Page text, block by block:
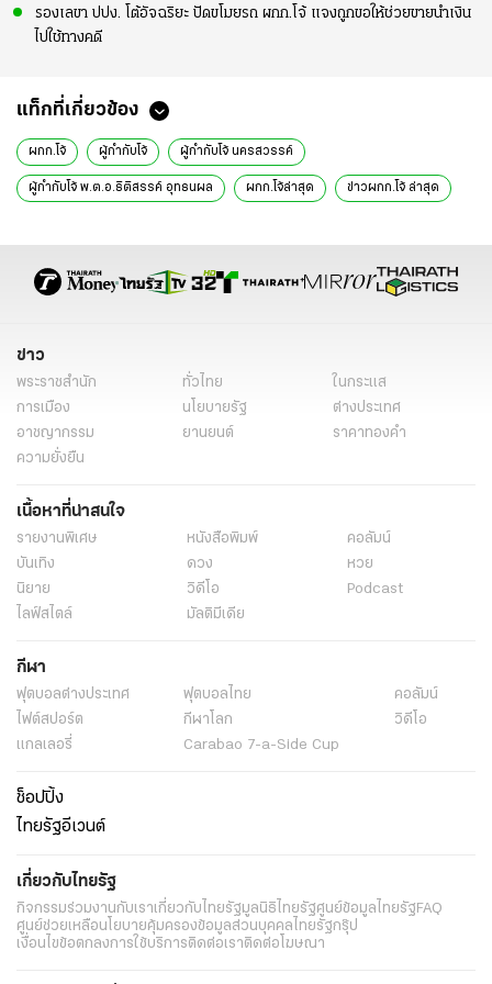
รองเลขา ปปง. โต้อัจฉริยะ ปัดขโมยรถ ผกก.โจ้ แจงถูกขอให้ช่วยขายนำเงิน
ไปใช้ทางคดี
แท็กที่เกี่ยวข้อง
ผกก.โจ้ ผู้กำกับโจ้ ผู้กำกับโจ้ นครสวรรค์
ผู้กำกับโจ้ พ.ต.อ.ธิติสรรค์ อุทธนผล ผกก.โจ้ล่าสุด ข่าวผกก.โจ้ ล่าสุด
ข่าว
พระราชสำนัก ทั่วไทย
ในกระแส
การเมือง
นโยบายรัฐ
ต่างประเทศ
อาชญากรรม
ยานยนต์
ราคาทองคำ
ความยั่งยืน
เนื้อหาที่น่าสนใจ
รายงานพิเศษ หนังสือพิมพ์
คอลัมน์
บันเทิง
ดวง
หวย
นิยาย
วิดีโอ
Podcast
ไลฟ์สไตล์
มัลติมีเดีย
กีฬา
ฟุตบอลต่่างประเทศ ฟุตบอลไทย
คอลัมน์
ไฟต์สปอร์ต
กีฬาโลก
วิดีโอ
แกลเลอรี่
Carabao 7-a-Side Cup
ช็อปปิ้ง
ไทยรัฐอีเวนต์
เกี่ยวกับไทยรัฐ
กิจกรรมร่วมงานกับเราเกี่ยวกับไทยรัฐมูลนิธิไทยรัฐศูนย์ข้อมูลไทยรัฐFAQ
ศูนย์ช่วยเหลือนโยบายคุ้มครองข้อมูลส่วนบุคคลไทยรัฐกรุ๊ป
เงื่อนไขข้อตกลงการใช้บริการติดต่อเราติดต่อโฆษณา